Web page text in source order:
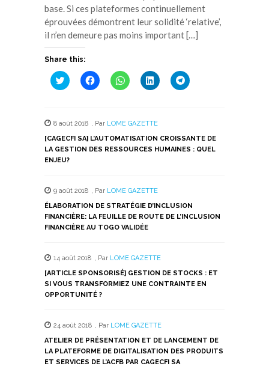
base. Si ces plateformes continuellement
éprouvées démontrent leur solidité ‘relative’,
il n’en demeure pas moins important […]
Share this:
Cliquez
pour
une
nouvelle
fenêtre)
Cliquez
pour
une
nouvelle
fenêtre)
Cliquez
pour
une
nouvelle
fenêtre)
Cliquez
pour
une
nouvelle
fenêtre)
Cliquez
pour
nouvelle
fenêtre)
8 août 2018 , Par LOME GAZETTE
[CAGECFI SA] L’AUTOMATISATION CROISSANTE DE
LA GESTION DES RESSOURCES HUMAINES : QUEL
ENJEU?
9 août 2018 , Par LOME GAZETTE
ÉLABORATION DE STRATÉGIE D’INCLUSION
FINANCIÈRE: LA FEUILLE DE ROUTE DE L’INCLUSION
FINANCIÈRE AU TOGO VALIDÉE
14 août 2018 , Par LOME GAZETTE
[ARTICLE SPONSORISÉ] GESTION DE STOCKS : ET
SI VOUS TRANSFORMIEZ UNE CONTRAINTE EN
OPPORTUNITÉ ?
24 août 2018 , Par LOME GAZETTE
ATELIER DE PRÉSENTATION ET DE LANCEMENT DE
LA PLATEFORME DE DIGITALISATION DES PRODUITS
ET SERVICES DE L’ACFB PAR CAGECFI SA